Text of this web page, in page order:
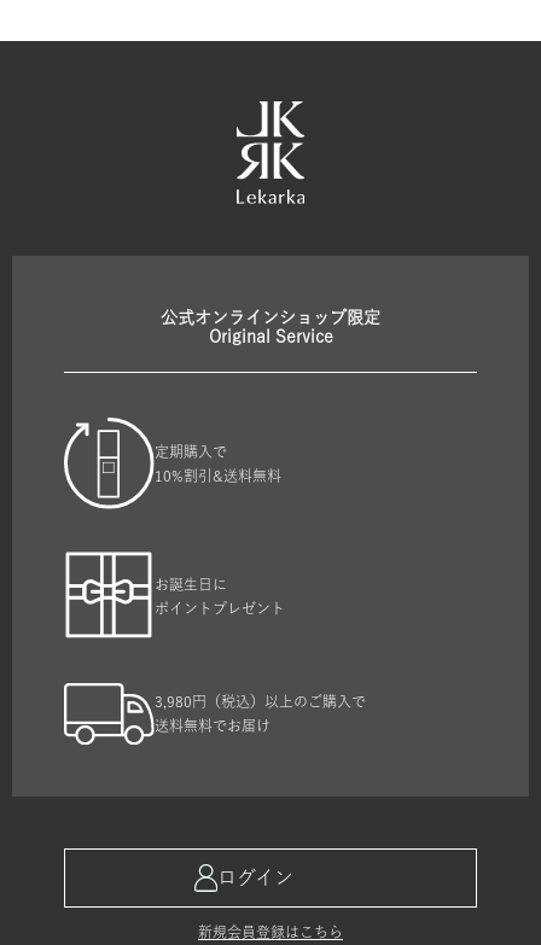
公式オンラインショップ限定
Original Service
定期購入で
10%割引&送料無料
お誕生日に
ポイントプレゼント
3,980円（税込）以上のご購入で
送料無料でお届け
ログイン
新規会員登録はこちら